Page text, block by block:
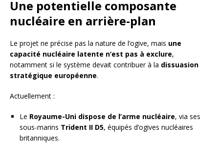
Une potentielle composante
nucléaire en arrière-plan
Le projet ne précise pas la nature de l’ogive, mais une
capacité nucléaire latente n’est pas à exclure,
notamment si le système devait contribuer à la dissuasion
stratégique européenne.
Actuellement :
Le Royaume-Uni dispose de l’arme nucléaire, via ses
sous-marins Trident II D5, équipés d’ogives nucléaires
britanniques.